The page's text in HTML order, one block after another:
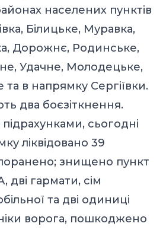
населених пунктів
Білицьке, Муравка,
Дорожнє, Родинське,
Удачне, Молодецьке,
в напрямку Сергіївки.
два боєзіткнення.
сьогодні
ліквідовано 39
поранено; знищено пункт
дві гармати, сім
та дві одиниці
ворога, пошкоджено